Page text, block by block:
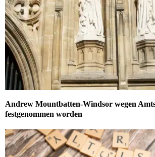
Andrew Mountbatten-Windsor wegen
festgenommen worden